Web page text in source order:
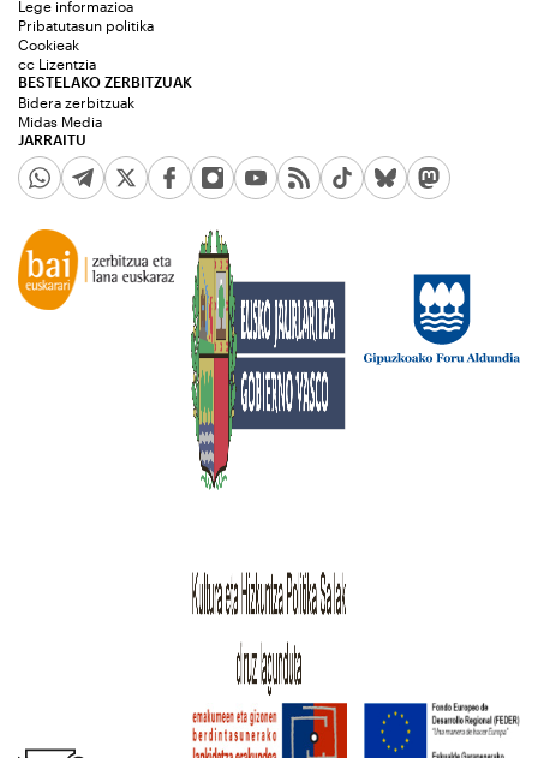
JARRAITU
Lege informazioa
Pribatutasun politika
Cookieak
cc Lizentzia
BESTELAKO ZERBITZUAK
Bidera zerbitzuak
Midas Media